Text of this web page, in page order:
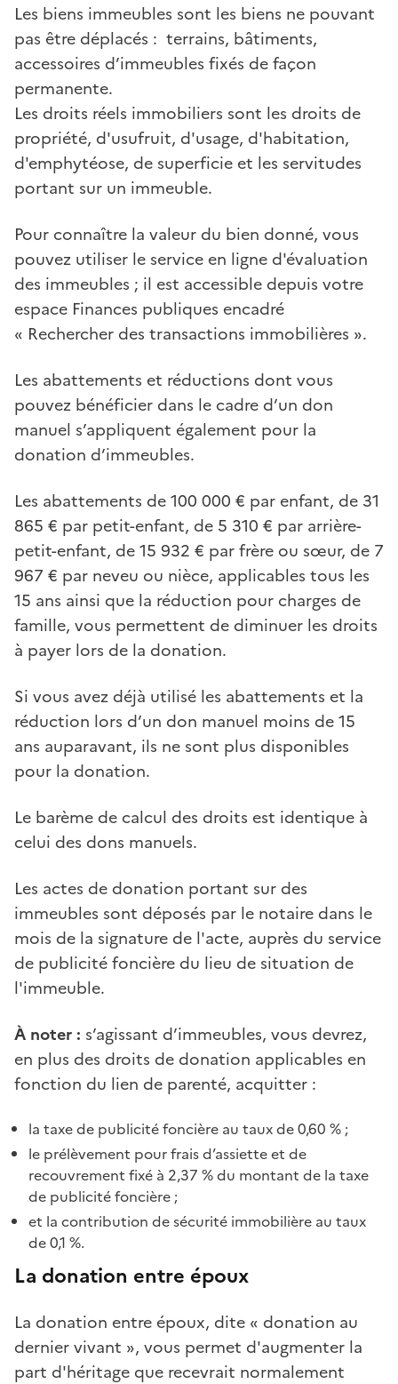
Les biens immeubles sont les biens ne pouvant
pas être déplacés : terrains, bâtiments,
accessoires d’immeubles fixés de façon
permanente.
Les droits réels immobiliers sont les droits de
propriété, d'usufruit, d'usage, d'habitation,
d'emphytéose, de superficie et les servitudes
portant sur un immeuble.
Pour connaître la valeur du bien donné, vous
pouvez utiliser le service en ligne d'évaluation
des immeubles ; il est accessible depuis votre
espace Finances publiques encadré
« Rechercher des transactions immobilières ».
Les abattements et réductions dont vous
pouvez bénéficier dans le cadre d’un don
manuel s’appliquent également pour la
donation d’immeubles.
Les abattements de 100 000 € par enfant, de 31
865 € par petit-enfant, de 5 310 € par arrière-
petit-enfant, de 15 932 € par frère ou sœur, de 7
967 € par neveu ou nièce, applicables tous les
15 ans ainsi que la réduction pour charges de
famille, vous permettent de diminuer les droits
à payer lors de la donation.
Si vous avez déjà utilisé les abattements et la
réduction lors d’un don manuel moins de 15
ans auparavant, ils ne sont plus disponibles
pour la donation.
Le barème de calcul des droits est identique à
celui des dons manuels.
Les actes de donation portant sur des
immeubles sont déposés par le notaire dans le
mois de la signature de l'acte, auprès du service
de publicité foncière du lieu de situation de
l'immeuble.
À noter : s’agissant d’immeubles, vous devrez,
en plus des droits de donation applicables en
fonction du lien de parenté, acquitter :
la taxe de publicité foncière au taux de 0,60 % ;
le prélèvement pour frais d’assiette et de
recouvrement fixé à 2,37 % du montant de la taxe
de publicité foncière ;
et la contribution de sécurité immobilière au taux
de 0,1 %.
La donation entre époux
La donation entre époux, dite « donation au
dernier vivant », vous permet d'augmenter la
part d'héritage que recevrait normalement